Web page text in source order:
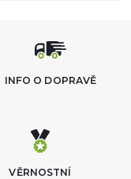
INFO O DOPRAVĚ
VĚRNOSTNÍ